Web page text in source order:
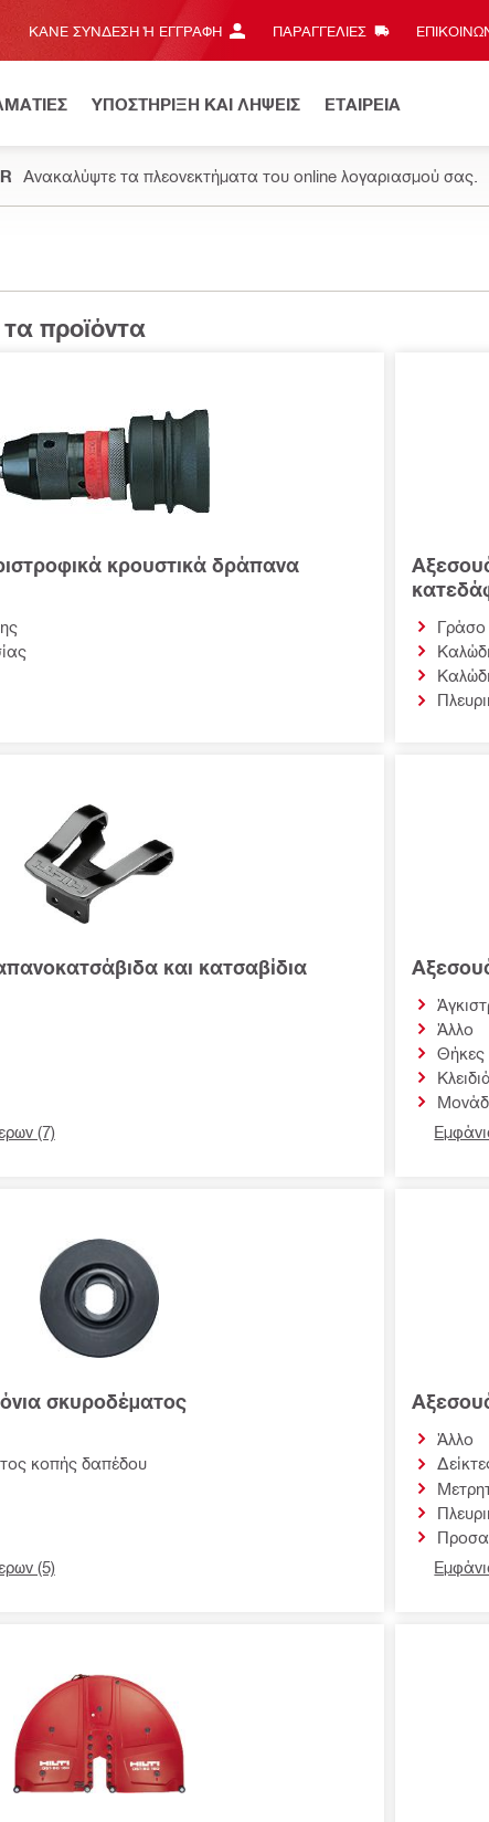
ΚΆΝΕ ΣΎΝΔΕΣΗ Ή ΕΓΓΡΑΦΉ ΠΑΡΑΓΓΕΛΙΕΣ
ΥΠΟΣΤΗΡΙΞΗ ΚΑΙ ΛΗΨΕΙΣ ΕΤΑΙΡΕΙΑ
Ανακαλύψτε τα πλεονεκτήματα του online λογαριασμού σας.
προϊόντα
κρουστικά δράπανα
Γράσο
και κατσαβίδια
(7)
Άλλο
Θήκες
σκυροδέματος
κοπής δαπέδου
(5)
Άλλο